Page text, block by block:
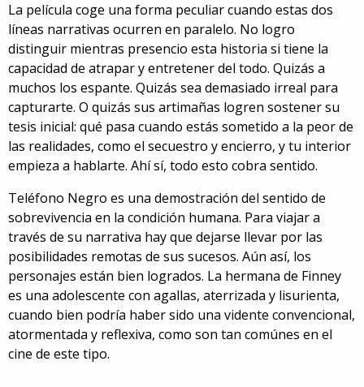
La película coge una forma peculiar cuando estas dos
líneas narrativas ocurren en paralelo. No logro
distinguir mientras presencio esta historia si tiene la
capacidad de atrapar y entretener del todo. Quizás a
muchos los espante. Quizás sea demasiado irreal para
capturarte. O quizás sus artimañas logren sostener su
tesis inicial: qué pasa cuando estás sometido a la peor de
las realidades, como el secuestro y encierro, y tu interior
empieza a hablarte. Ahí sí, todo esto cobra sentido.
Teléfono Negro es una demostración del sentido de
sobrevivencia en la condición humana. Para viajar a
través de su narrativa hay que dejarse llevar por las
posibilidades remotas de sus sucesos. Aún así, los
personajes están bien logrados. La hermana de Finney
es una adolescente con agallas, aterrizada y lisurienta,
cuando bien podría haber sido una vidente convencional,
atormentada y reflexiva, como son tan comúnes en el
cine de este tipo.